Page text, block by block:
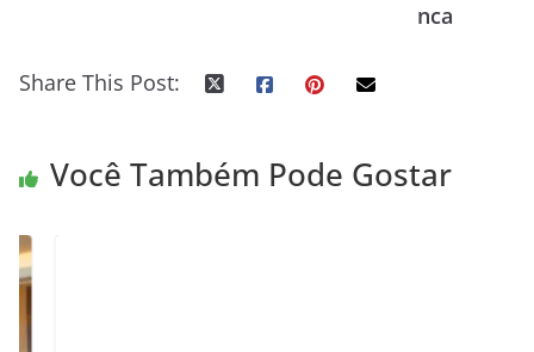
nca
Share This Post:
Você Também Pode Gostar